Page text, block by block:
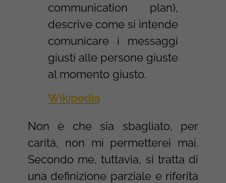
communication plan),
descrive come si intende
comunicare i messaggi
giusti alle persone giuste
al momento giusto.
Wikipedia
Non è che sia sbagliato, per
carità, non mi permetterei mai.
Secondo me, tuttavia, si tratta di
una definizione parziale e riferita